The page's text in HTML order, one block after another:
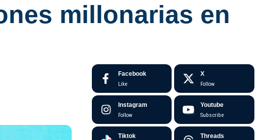
millonarias en
Facebook
Like
X
Follow
Instagram
Follow
Youtube
Subscribe
Tiktok Threads